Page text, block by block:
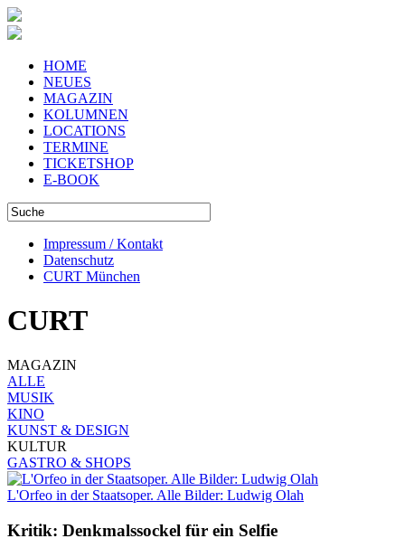
HOME
NEUES
MAGAZIN
KOLUMNEN
LOCATIONS
TERMINE
TICKETSHOP
E-BOOK
Impressum / Kontakt
Datenschutz
CURT München
CURT
MAGAZIN
ALLE
MUSIK
KINO
KUNST & DESIGN
KULTUR
GASTRO & SHOPS
L'Orfeo in der Staatsoper. Alle Bilder: Ludwig Olah
Kritik: Denkmalssockel für ein Selfie